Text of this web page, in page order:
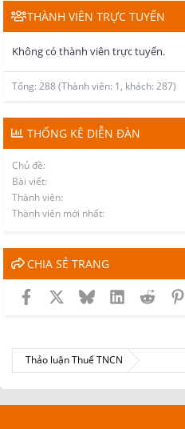
THÀNH VIÊN TRỰC TUYẾN
Không có thành viên trực tuyến.
Tổng: 288 (Thành viên: 1, khách: 287)
THỐNG KÊ DIỄN ĐÀN
Chủ đề
Bài viết
Thành viên
Thành viên mới nhất
CHIA SẺ TRANG
Facebook BlueskyLinkedInReddit
Thảo luận Thuế TNCN